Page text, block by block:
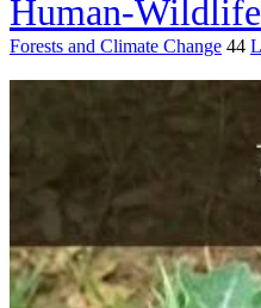
Human-
Forests and Climate Change 44